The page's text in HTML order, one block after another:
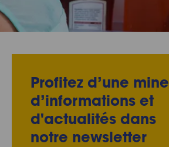
Profitez d’une mine
d’informations et
d'actualités dans
notre newsletter